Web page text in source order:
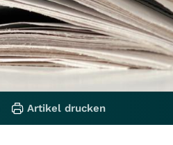
Artikel drucken